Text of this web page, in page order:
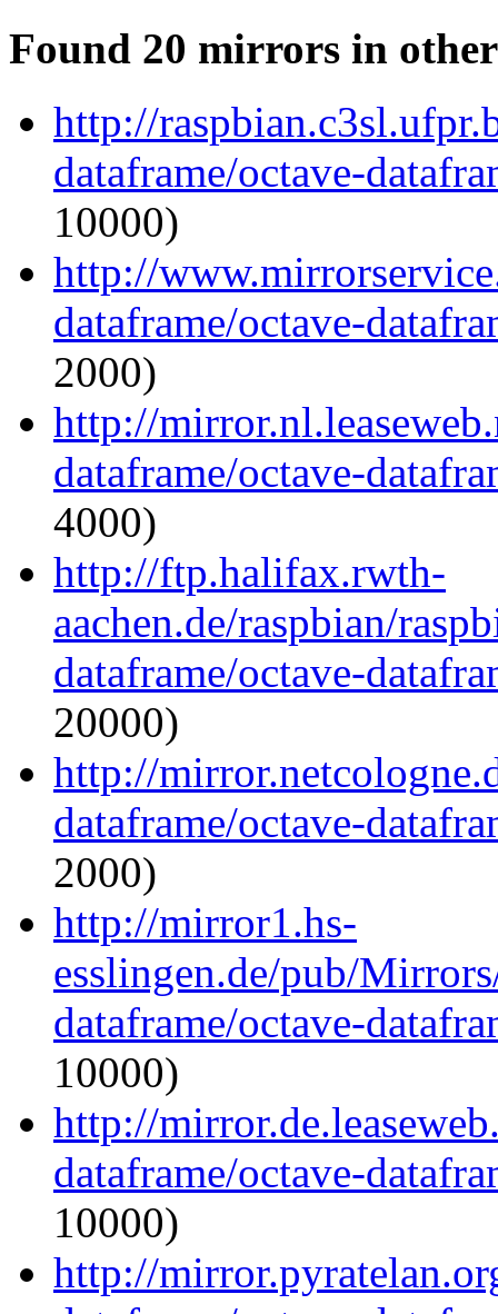
Found 20 mirrors in
http://
dataframe/octave-
10000)
http://
dataframe/octave-
2000)
http://
dataframe/octave-
4000)
http://ftp.halifax.rwth-
aachen.de/raspbian/
dataframe/octave-
20000)
http://
dataframe/octave-
2000)
http://mirror1.hs-
esslingen.de/pub/
dataframe/octave-
10000)
http://
dataframe/octave-
10000)
http://